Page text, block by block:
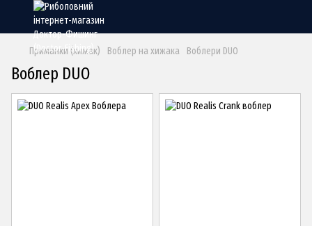
Приманки (хижак) Воблер на хижака Воблери DUO
Воблер DUO